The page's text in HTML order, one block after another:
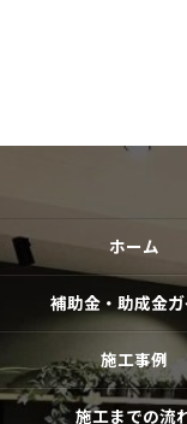
ホーム
補助金・助成金
施工事例
施工までの流